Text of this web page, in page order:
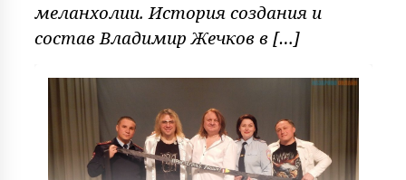
меланхолии. История создания и
состав Владимир Жечков в […]